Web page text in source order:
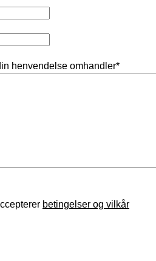
henvendelse omhandler*
betingelser og vilkår